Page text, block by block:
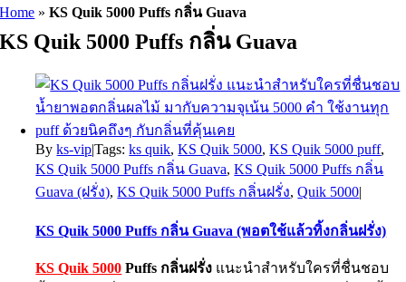
Home »KS Quik 5000 Puffs กลิ่น Guava
KS Quik 5000 Puffs กลิ่น Guava
Byks-vip|Tags:ks quik,KS Quik 5000,KS Quik 5000 puff,
KS Quik 5000 Puffs กลิ่น Guava,KS Quik 5000 Puffs กลิ่น
Guava (ฝรั่ง),KS Quik 5000 Puffs กลิ่นฝรั่ง,Quik 5000|
KS Quik 5000 Puffs กลิ่น Guava (พอตใช้แล้วทิ้งกลิ่นฝรั่ง)
KS Quik 5000 Puffs กลิ่นฝรั่ง แนะนำสำหรับใครที่ชื่นชอบ